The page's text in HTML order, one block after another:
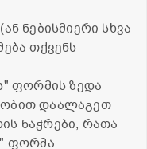
ნებისმიერი სხვა
თქვენს
ფორმის ზედა
დაალაგეთ
ნაჭრები, რათა
ფორმა.